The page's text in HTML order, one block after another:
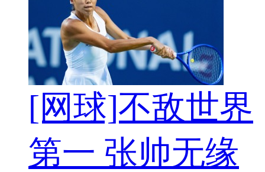
[网球]不敌世界
第一 张帅无缘